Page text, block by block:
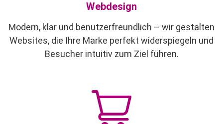
Webdesign
Modern, klar und benutzerfreundlich – wir gestalten
Websites, die Ihre Marke perfekt widerspiegeln und
Besucher intuitiv zum Ziel führen.